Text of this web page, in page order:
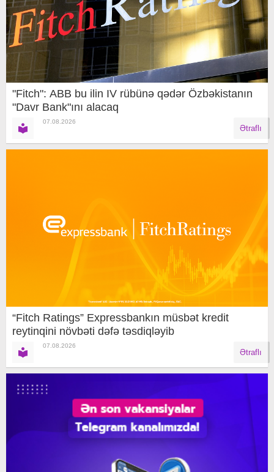
"Fitch": ABB bu ilin IV rübünə qədər Özbəkistanın
"Davr Bank"ını alacaq
07.08.2026
Ətraflı
“Fitch Ratings” Expressbankın müsbət kredit
reytinqini növbəti dəfə təsdiqləyib
07.08.2026
Ətraflı